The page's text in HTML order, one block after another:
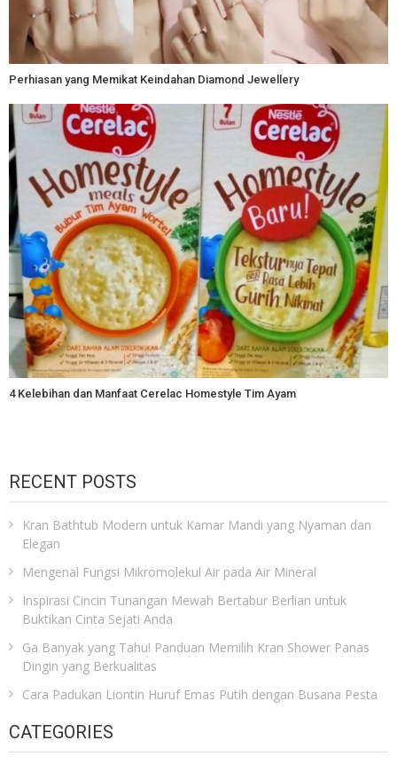
Perhiasan yang Memikat Keindahan Diamond Jewellery
4 Kelebihan dan Manfaat Cerelac Homestyle Tim Ayam
RECENT POSTS
Kran Bathtub Modern untuk Kamar Mandi yang Nyaman dan
Elegan
Mengenal Fungsi Mikromolekul Air pada Air Mineral
Inspirasi Cincin Tunangan Mewah Bertabur Berlian untuk
Buktikan Cinta Sejati Anda
Ga Banyak yang Tahu! Panduan Memilih Kran Shower Panas
Dingin yang Berkualitas
Cara Padukan Liontin Huruf Emas Putih dengan Busana Pesta
CATEGORIES